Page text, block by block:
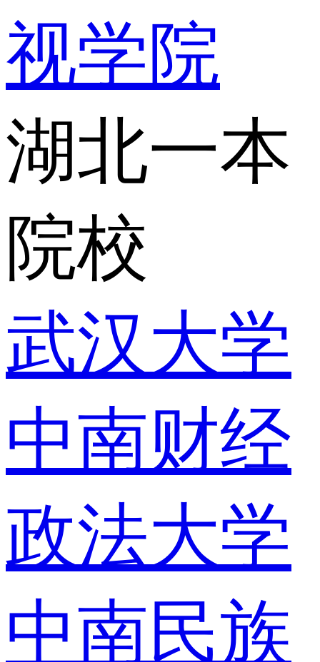
视学院
湖北一本
院校
武汉大学
中南财经
政法大学
中南民族